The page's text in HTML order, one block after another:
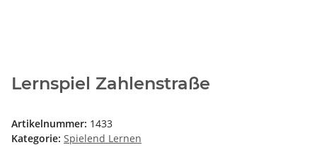
Lernspiel Zahlenstraße
Artikelnummer: 1433
Kategorie: Spielend Lernen